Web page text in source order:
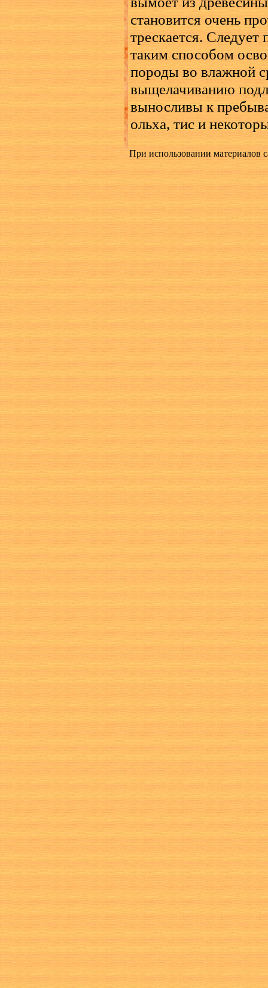
становится очень
трескается.
таким способом
породы во влажной
выщелачиванию
выносливы к
ольха, тис и
При использовании материалов